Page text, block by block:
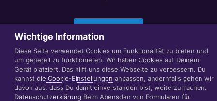
Datenschutzerklärung Impressum
© 1999 - 2022 RÄBIGER IT|WEB|VIDEO|CONSULTING
www.raebiger.pro
Powered by Invision Community
Wichtige Information
Diese Seite verwendet Cookies um Funktionalität zu bieten und
um generell zu funktionieren. Wir haben Cookies auf Deinem
Gerät platziert. Das hilft uns diese Webseite zu verbessern. Du
kannst die Cookie-Einstellungen anpassen, andernfalls gehen wir
davon aus, dass Du damit einverstanden bist, weiterzumachen.
Datenschutzerklärung Beim Abensden von Formularen für